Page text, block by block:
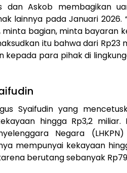
dan Askob membagikan
lainnya pada Januari 2026.
minta bagian, minta bayaran
itu bahwa dari Rp23
kepada para pihak di
Syaifudin yang
hingga Rp3,2
Negara
mempunyai kekayaan
berutang sebanyak